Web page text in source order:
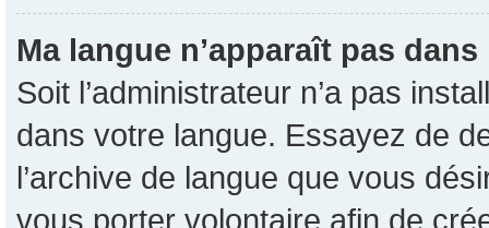
Ma langue n’apparaît pas
Soit l’administrateur n’a pas
dans votre langue. Essayez de
l’archive de langue que vous
vous porter volontaire afin de